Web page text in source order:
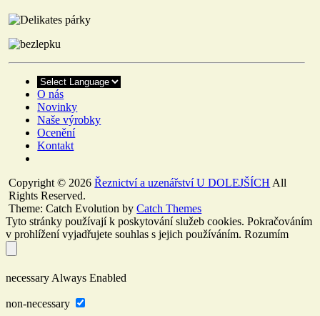
O nás
Novinky
Naše výrobky
Ocenění
Kontakt
Copyright © 2026Řeznictví a uzenářství U DOLEJŠÍCH All
Rights Reserved.
Theme: Catch Evolution byCatch Themes
Tyto stránky používají k poskytování služeb cookies. Pokračováním
v prohlížení vyjadřujete souhlas s jejich používáním. Rozumím
necessary Always Enabled
non-necessary